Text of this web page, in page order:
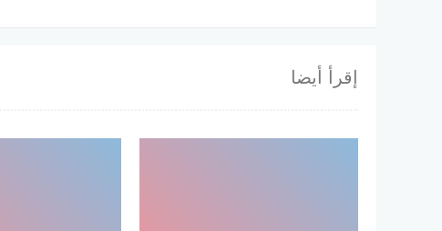
إقرأ أيضا